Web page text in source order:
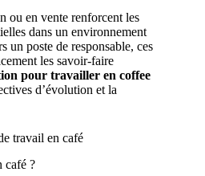
ou en vente renforcent les
dans un environnement
un poste de responsable, ces
les savoir-faire
pour travailler en coffee
d’évolution et la
travail en café
café ?